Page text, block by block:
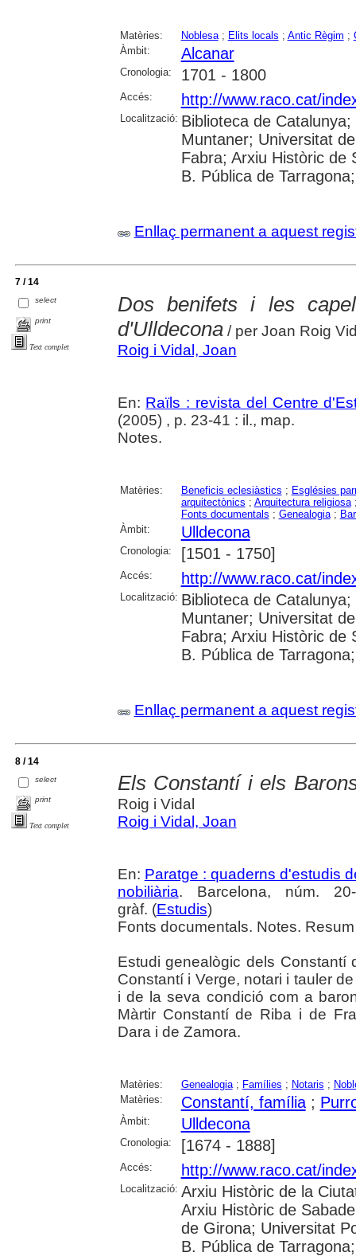
Matèries: Noblesa; Elits locals ; Antic Règim ;
Àmbit:
Alcanar
Cronologia: 1701 - 1800
Accés: http://www.raco.cat/
Localització: Biblioteca de
Muntaner; Universitat
Fabra; Arxiu Històric de
B. Pública de
Enllaç permanent a aquest
7 / 14
select
print
Text complet
Dos benifets i les
d'Ulldecona/ per Joan Roig
Roig i Vidal, Joan
En: Raïls : revista del Centre
(2005) , p. 23-41 : il., map.
Notes.
Matèries: Beneficis eclesiàstics ; Esglésies
arquitectònics ; Arquitectura religiosa
Fonts documentals ; Genealogia;
Àmbit:
Ulldecona
Cronologia: [1501 - 1750]
Accés: http://www.raco.cat/
Localització: Biblioteca de
Muntaner; Universitat
Fabra; Arxiu Històric de
B. Pública de
Enllaç permanent a aquest
8 / 14
select
print
Text complet
Els Constantí i els
Roig i Vidal
Roig i Vidal, Joan
En: Paratge : quaderns d'estudis
nobiliària. Barcelona, núm.
gràf. (Estudis)
Fonts documentals. Notes.
Estudi genealògic dels
Constantí i Verge, notari i tauler
i de la seva condició com a
Màrtir Constantí de Riba i de
Dara i de Zamora.
Matèries: Genealogia; Famílies ; Notaris ;
Matèries:
Constantí, família;
Àmbit: Ulldecona
Cronologia: [1674 - 1888]
Accés: http://www.raco.cat/
Localització: Arxiu Històric de la
Arxiu Històric de
de Girona; Universitat
B. Pública de